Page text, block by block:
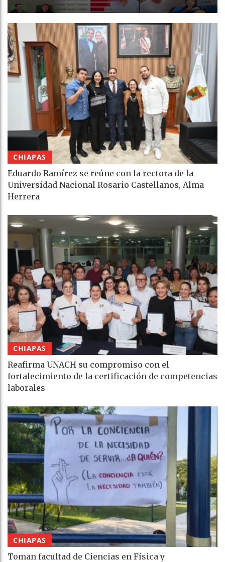
CHIAPAS
Eduardo Ramírez se reúne con la rectora de la
Universidad Nacional Rosario Castellanos, Alma
Herrera
CHIAPAS
Reafirma UNACH su compromiso con el
fortalecimiento de la certificación de competencias
laborales
CHIAPAS
Toman facultad de Ciencias en Física y